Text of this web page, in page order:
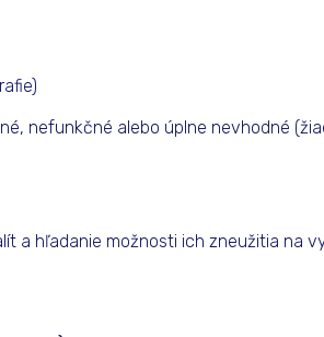
nefunkčné alebo úplne nevhodné
a hľadanie možnosti ich zneužitia na